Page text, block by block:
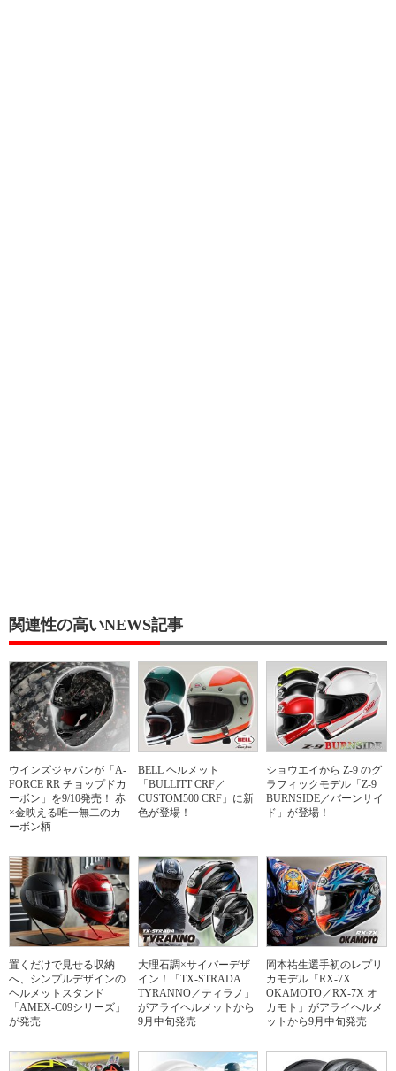
関連性の高いNEWS記事
ウインズジャパンが「A-
FORCE RR チョップドカ
ーボン」を9/10発売！ 赤
×金映える唯一無二のカ
ーボン柄
BELL ヘルメット
「BULLITT CRF／
CUSTOM500 CRF」に新
色が登場！
ショウエイから Z-9 のグ
ラフィックモデル「Z-9
BURNSIDE／バーンサイ
ド」が登場！
置くだけで見せる収納
へ、シンプルデザインの
ヘルメットスタンド
「AMEX-C09シリーズ」
が発売
大理石調×サイバーデザ
イン！「TX-STRADA
TYRANNO／ティラノ」
がアライヘルメットから
9月中旬発売
岡本祐生選手初のレプリ
カモデル「RX-7X
OKAMOTO／RX-7X オ
カモト」がアライヘルメ
ットから9月中旬発売